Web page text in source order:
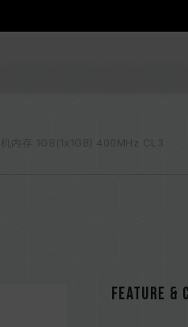
机内存 1GB(1x1GB) 400MHz CL3
Feature &